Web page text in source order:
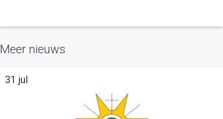
Meer nieuws
31 jul